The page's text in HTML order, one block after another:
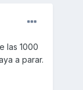
las 1000
a parar.